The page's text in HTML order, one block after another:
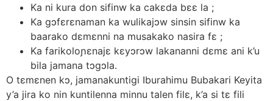
Ka ni kura don sifinw ka cakεda bεε la ;
Ka gɔfεrεnaman ka wulikajɔw sinsin sifinw ka
baarako dεmεnni na musakako nasira fε ;
Ka farikoloɲεnajε kεyɔrɔw lakananni dεmε ani k’u
bila jamana tɔgɔla.
O tεmεnen kɔ, jamanakuntigi Iburahimu Bubakari Keyita
y’a jira ko nin kuntilenna minnu talen filε, k’a si tε fili